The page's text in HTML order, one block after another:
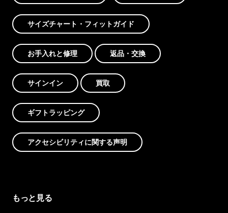
サイズチャート・フィットガイド
お手入れと修理 返品・交換
サインイン 買取
ギフトラッピング
アクセシビリティに関する声明
もっと見る